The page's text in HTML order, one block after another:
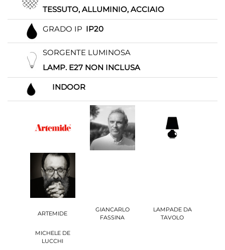
TESSUTO, ALLUMINIO, ACCIAIO
GRADO IP IP20
SORGENTE LUMINOSA
LAMP. E27 NON INCLUSA
INDOOR
ARTEMIDE
GIANCARLO
FASSINA
LAMPADE DA
TAVOLO
MICHELE DE
LUCCHI